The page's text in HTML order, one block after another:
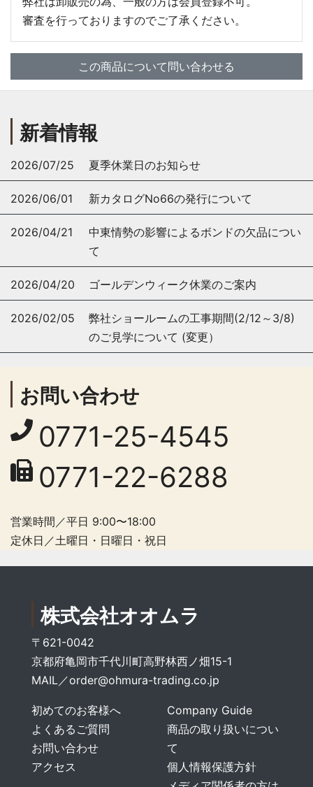
審査を行っておりますのでご了承ください。
この商品について問い合わせる
新着情報
2026/07/25 夏季休業日のお知らせ
2026/06/01 新カタログNo66の発行について
2026/04/21
中東情勢の影響によるボンドの欠品につい
て
2026/04/20 ゴールデンウィーク休業のご案内
2026/02/05
弊社ショールームの工事期間(2/12～3/8)
のご見学について (変更）
お問い合わせ
0771-25-4545
0771-22-6288
営業時間／平日 9:00〜18:00
定休日／土曜日・日曜日・祝日
株式会社オオムラ
〒621-0042
京都府亀岡市千代川町高野林西ノ畑15-1
MAIL／order@ohmura-trading.co.jp
初めてのお客様へ
よくあるご質問
お問い合わせ
アクセス
Company Guide
商品の取り扱いについ
て
個人情報保護方針